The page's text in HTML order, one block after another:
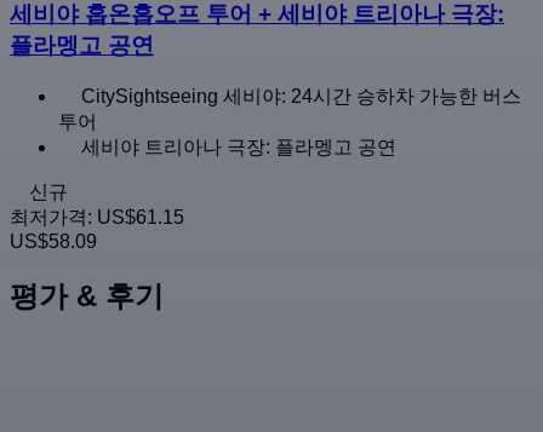
세비야 홉온홉오프 투어 + 세비야 트리아나 극장:
플라멩고 공연
CitySightseeing 세비야: 24시간 승하차 가능한 버스
투어
세비야 트리아나 극장: 플라멩고 공연
신규
최저가격: US$61.15
US$58.09
평가 & 후기